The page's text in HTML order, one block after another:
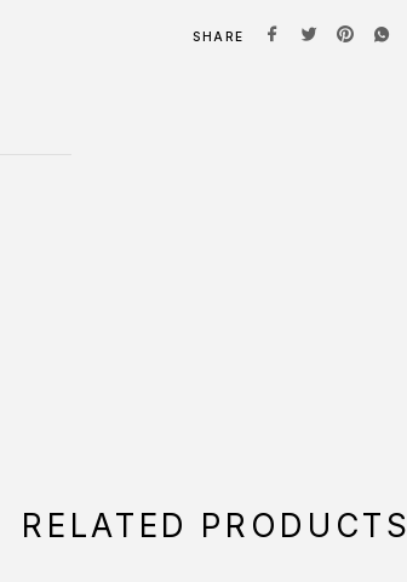
SHARE
RELATED PRODUCTS